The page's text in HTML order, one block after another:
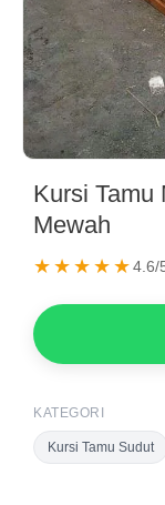
Kursi Tamu
Mewah
★★★★★4.6/
KATEGORI
Kursi Tamu Sudut